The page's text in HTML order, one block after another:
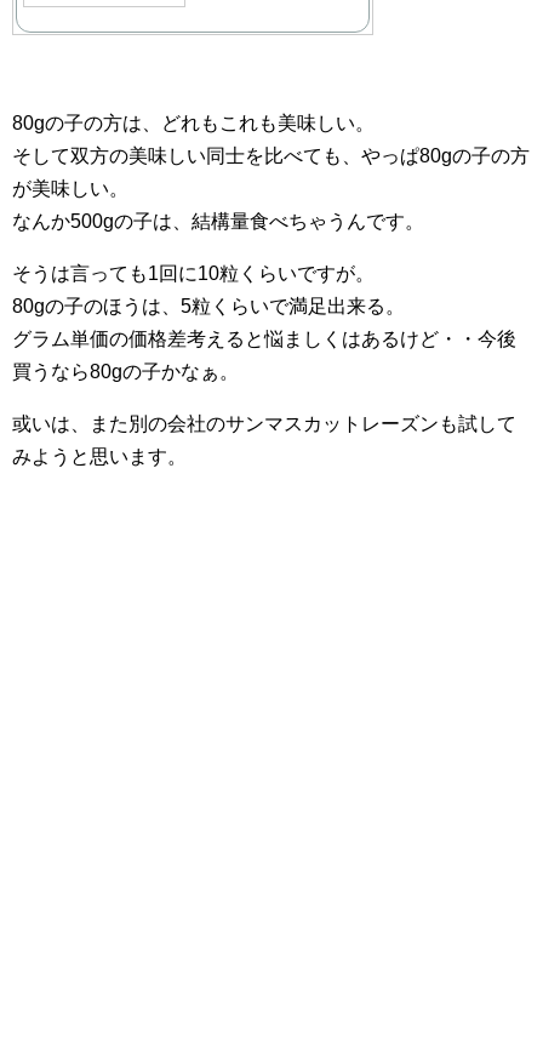
80gの子の方は、どれもこれも美味しい。
そして双方の美味しい同士を比べても、やっぱ80gの子の方
が美味しい。
なんか500gの子は、結構量食べちゃうんです。
そうは言っても1回に10粒くらいですが。
80gの子のほうは、5粒くらいで満足出来る。
グラム単価の価格差考えると悩ましくはあるけど・・今後
買うなら80gの子かなぁ。
或いは、また別の会社のサンマスカットレーズンも試して
みようと思います。